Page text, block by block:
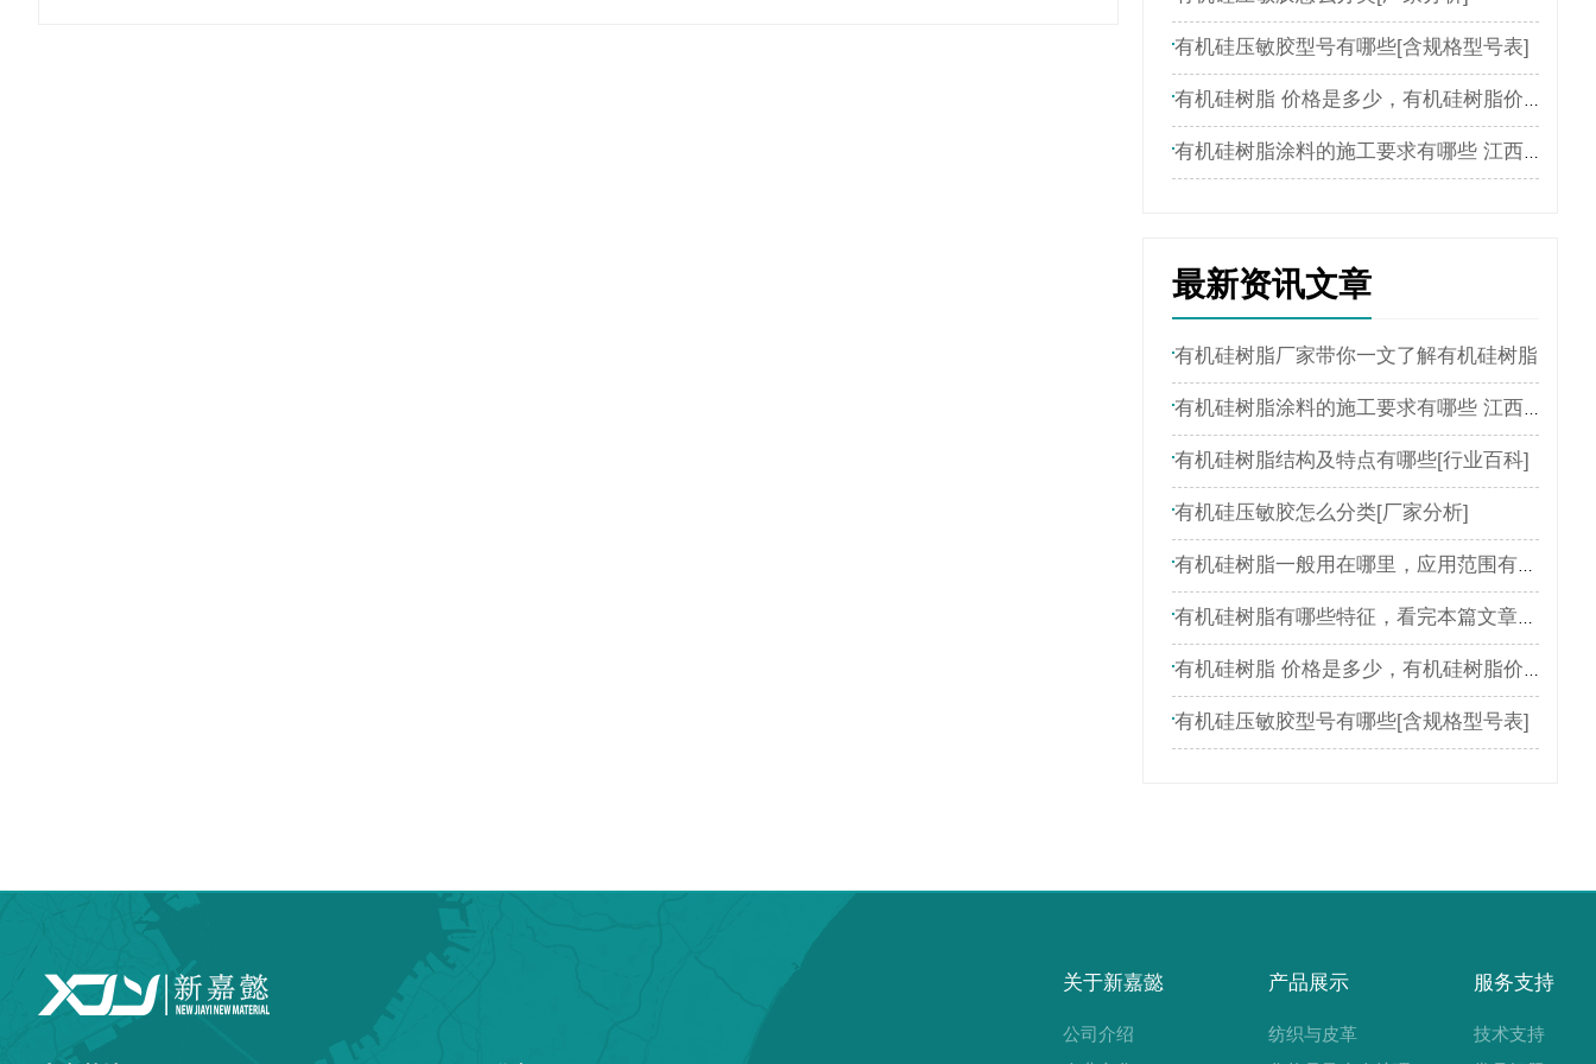
有机硅压敏胶型号有哪些[含规格型号表]
有机硅树脂 价格是多少，有机硅树脂价格表
有机硅树脂涂料的施工要求有哪些 江西新嘉懿为您介绍
最新资讯文章
有机硅树脂厂家带你一文了解有机硅树脂
有机硅树脂涂料的施工要求有哪些 江西新嘉懿为您介绍
有机硅树脂结构及特点有哪些[行业百科]
有机硅压敏胶怎么分类[厂家分析]
有机硅树脂一般用在哪里，应用范围有哪些
有机硅树脂有哪些特征，看完本篇文章就了解
有机硅树脂 价格是多少，有机硅树脂价格表
有机硅压敏胶型号有哪些[含规格型号表]
关于新嘉懿
公司介绍
产品展示
纺织与皮革
服务支持
技术支持